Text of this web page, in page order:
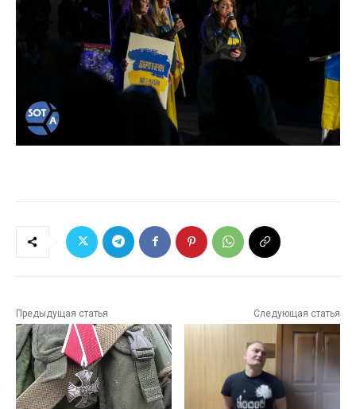
Предыдущая статья Следующая статья